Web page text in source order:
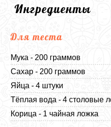
Ингредиенты
Для теста
Мука - 200 граммов
Сахар - 200 граммов
Яйца - 4 штуки
Тёплая вода - 4 столовые
Корица - 1 чайная ложка